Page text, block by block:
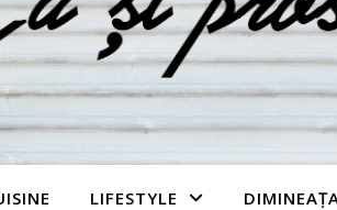
LIFESTYLE